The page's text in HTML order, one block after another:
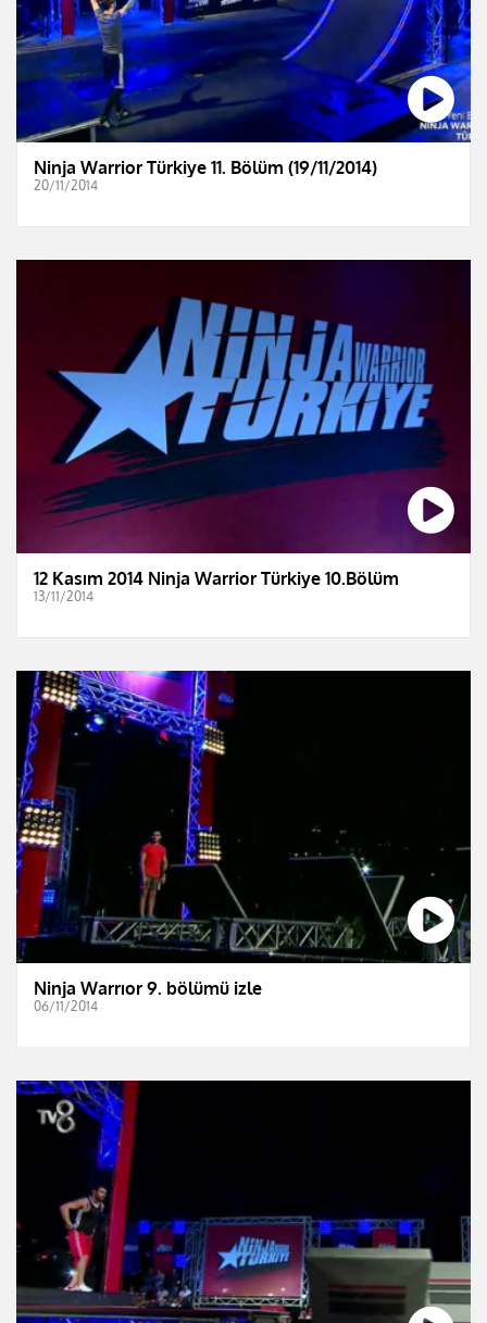
Ninja Warrior Türkiye 11. Bölüm (19/11/2014)
20/11/2014
12 Kasım 2014 Ninja Warrior Türkiye 10.Bölüm
13/11/2014
Ninja Warrıor 9. bölümü izle
06/11/2014